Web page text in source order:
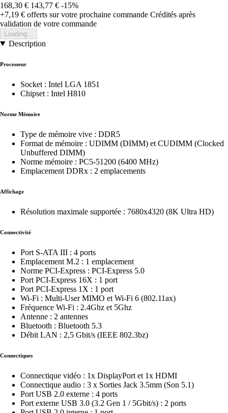
168,30 € 143,77 € -15%
+7,19 € offerts sur votre prochaine commande Crédités après
validation de votre commande
Loading...
Description
Processeur
Socket : Intel LGA 1851
Chipset : Intel H810
Norme Mémoire
Type de mémoire vive : DDR5
Format de mémoire : UDIMM (DIMM) et CUDIMM (Clocked
Unbuffered DIMM)
Norme mémoire : PC5-51200 (6400 MHz)
Emplacement DDRx : 2 emplacements
Affichage
Résolution maximale supportée : 7680x4320 (8K Ultra HD)
Connectivité
Port S-ATA III : 4 ports
Emplacement M.2 : 1 emplacement
Norme PCI-Express : PCI-Express 5.0
Port PCI-Express 16X : 1 port
Port PCI-Express 1X : 1 port
Wi-Fi : Multi-User MIMO et Wi-Fi 6 (802.11ax)
Fréquence Wi-Fi : 2.4Ghz et 5Ghz
Antenne : 2 antennes
Bluetooth : Bluetooth 5.3
Débit LAN : 2,5 Gbit/s (IEEE 802.3bz)
Connectiques
Connectique vidéo : 1x DisplayPort et 1x HDMI
Connectique audio : 3 x Sorties Jack 3.5mm (Son 5.1)
Port USB 2.0 externe : 4 ports
Port externe USB 3.0 (3.2 Gen 1 / 5Gbit/s) : 2 ports